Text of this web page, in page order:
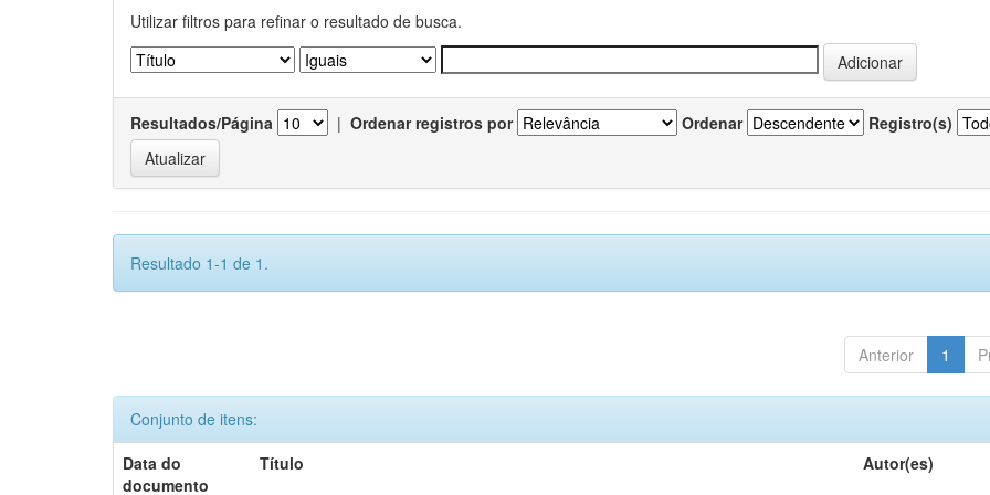
Utilizar filtros para refinar o resultado de busca.
Resultados/Página | Ordenar registros por Ordenar Registro(s)
Resultado 1-1 de 1.
Anterior 1
Conjunto de itens:
Data do
documento
Título Autor(es)